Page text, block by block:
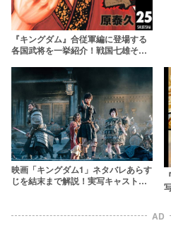
『キングダム』合従軍編に登場する
各国武将を一挙紹介！戦国七雄それ
映画「キングダム1」ネタバレあらす
じを結末まで解説！実写キャストが
AD